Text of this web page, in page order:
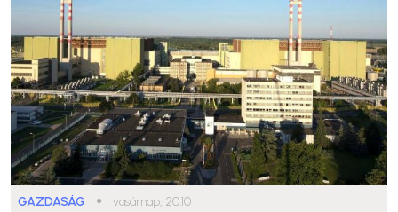
GAZDASÁG ● vasárnap, 20:10